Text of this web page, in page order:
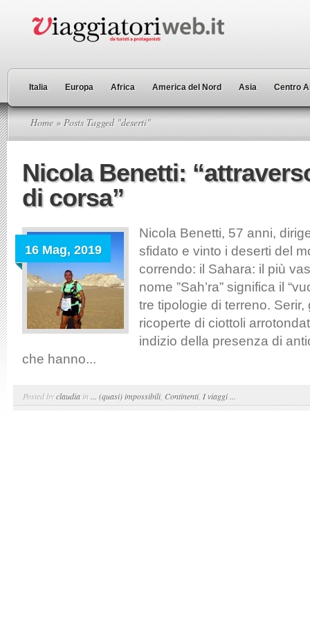
Italia Europa Africa America del Nord Asia Centro
Home » Posts Tagged "deserti"
Nicola Benetti:
di corsa”
16 Mag, 2019
Nicola Benetti, 57 anni,
sfidato e vinto i deserti del
correndo: il Sahara: il più
nome ”Sah’ra” significa il
tre tipologie di terreno.
ricoperte di ciottoli
indizio della presenza di
che hanno...
Posted byclaudia in ... (quasi) impossibili, Continenti, I viaggi ...